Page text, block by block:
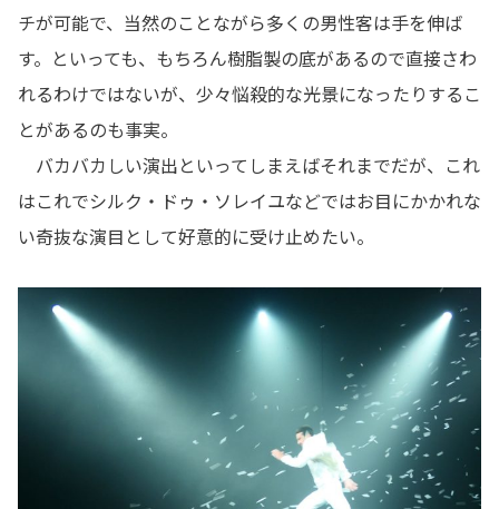
チが可能で、当然のことながら多くの男性客は手を伸ば
す。といっても、もちろん樹脂製の底があるので直接さわ
れるわけではないが、少々悩殺的な光景になったりするこ
とがあるのも事実。
バカバカしい演出といってしまえばそれまでだが、これ
はこれでシルク・ドゥ・ソレイユなどではお目にかかれな
い奇抜な演目として好意的に受け止めたい。